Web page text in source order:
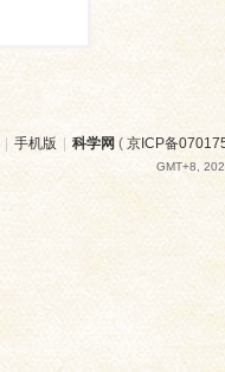
| 手机版 | 科学网 ( 京ICP备
GMT+8,